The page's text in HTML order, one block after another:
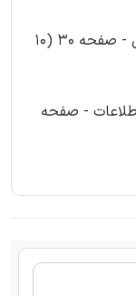
سوالات زبان انگلیسی عمومی - صفحه 30 (10
- صفحه